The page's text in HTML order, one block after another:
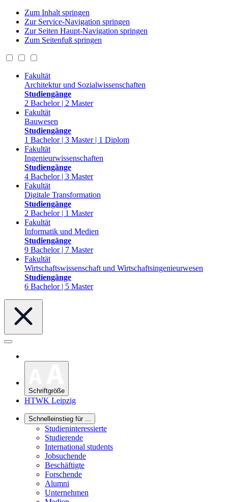
Zum Inhalt springen
Zur Service-Navigation springen
Zur Seiten Haupt-Navigation springen
Zum Seitenfuß springen
Fakultät
Architektur und Sozialwissenschaften
Studiengänge
2 Bachelor | 2 Master
Fakultät
Bauwesen
Studiengänge
1 Bachelor | 3 Master | 1 Diplom
Fakultät
Ingenieurwissenschaften
Studiengänge
4 Bachelor | 3 Master
Fakultät
Digitale Transformation
Studiengänge
2 Bachelor | 1 Master
Fakultät
Informatik und Medien
Studiengänge
9 Bachelor | 7 Master
Fakultät
Wirtschaftswissenschaft und Wirtschaftsingenieurwesen
Studiengänge
6 Bachelor | 5 Master
Schriftgröße
HTWK Leipzig
Schnelleinstieg für ...
Studieninteressierte
Studierende
International students
Jobsuchende
Beschäftigte
Forschende
Alumni
Unternehmen